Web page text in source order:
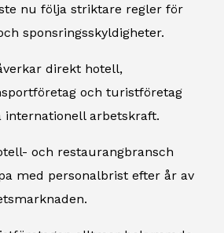
nu följa striktare regler för
sponsringsskyldigheter.
direkt hotell,
och turistföretag
internationell arbetskraft.
och restaurangbransch
med personalbrist efter år av